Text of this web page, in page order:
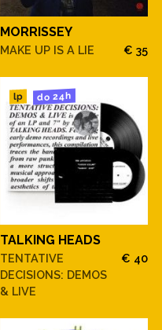
MORRISSEY
MAKE UP IS A LIE € 35
lp do 24h
TALKING HEADS
TENTATIVE
DECISIONS: DEMOS
& LIVE
€ 40